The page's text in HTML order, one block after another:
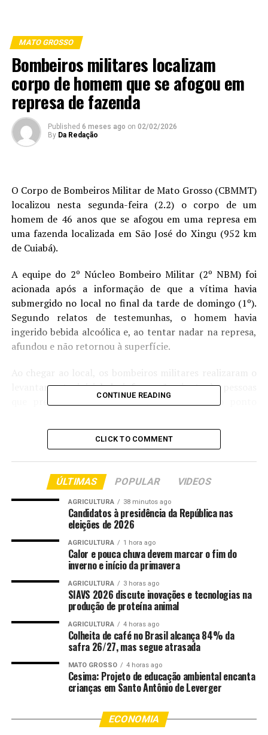
MATO GROSSO
Bombeiros militares localizam
corpo de homem que se afogou em
represa de fazenda
Published 6 meses ago on 02/02/2026
By Da Redação
O Corpo de Bombeiros Militar de Mato Grosso (CBMMT)
localizou nesta segunda-feira (2.2) o corpo de um
homem de 46 anos que se afogou em uma represa em
uma fazenda localizada em São José do Xingu (952 km
de Cuiabá).
A equipe do 2º Núcleo Bombeiro Militar (2º NBM) foi
acionada após a informação de que a vítima havia
submergido no local no final da tarde de domingo (1º).
Segundo relatos de testemunhas, o homem havia
ingerido bebida alcoólica e, ao tentar nadar na represa,
afundou e não retornou à superfície.
levantamento inicial de informações junto às pessoas
que presenciaram o ocorrido, identificando o ponto
subaquáticas com o uso de equipamento autônomo de
mergulho. Durante a operação, o corpo da vítima foi
localizado a aproximadamente seis metros de
profundidade.
Após a localização, o corpo foi retirado da água e
deixado sob responsabilidade da Perícia Oficial e
Identificação Técnica (Politec), que foi acionada para a
realização dos procedimentos cabíveis. A Polícia Militar
também acompanhou a ocorrência.
Fonte:Governo MT – MT
Comentários
HOMEM LOCALIZAM
MATO-GROSSO
MATOGROSSO MILITARES
MT
CONTINUE READING
CLICK TO COMMENT
ÚLTIMAS POPULAR VIDEOS
AGRICULTURA 38 minutos ago
Candidatos à presidência da República nas
eleições de 2026
AGRICULTURA 1 hora ago
Calor e pouca chuva devem marcar o fim do
inverno e início da primavera
AGRICULTURA 3 horas ago
SIAVS 2026 discute inovações e tecnologias na
produção de proteína animal
AGRICULTURA 4 horas ago
Colheita de café no Brasil alcança 84% da
safra 26/27, mas segue atrasada
MATO GROSSO 4 horas ago
Cesima: Projeto de educação ambiental encanta
crianças em Santo Antônio de Leverger
ECONOMIA